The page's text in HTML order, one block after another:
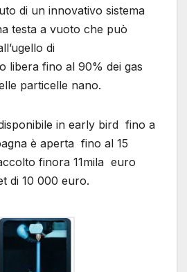
di un innovativo sistema
testa a vuoto che può
di
libera fino al 90% dei gas
particelle nano.
in early bird fino a
è aperta fino al 15
finora 11mila euro
di 10 000 euro.